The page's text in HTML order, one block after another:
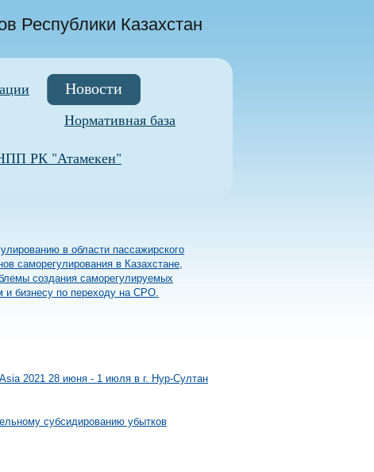
Республики Казахстан
Новости
Нормативная база
РК "Атамекен"
в области пассажирского
саморегулирования в Казахстане,
создания саморегулируемых
и бизнесу по переходу на СРО.
2021 28 июня - 1 июля в г. Нур-Султан
субсидированию убытков